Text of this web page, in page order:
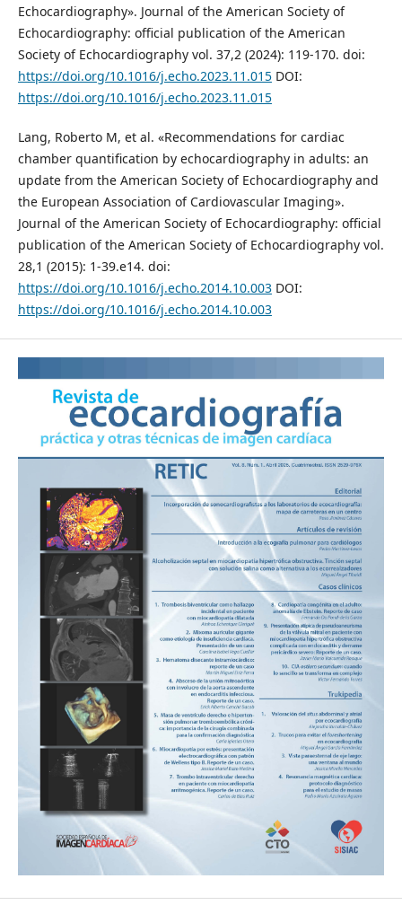
Echocardiography». Journal of the American Society of
Echocardiography: official publication of the American
Society of Echocardiography vol. 37,2 (2024): 119-170. doi:
https://doi.org/10.1016/j.echo.2023.11.015DOI:
https://doi.org/10.1016/j.echo.2023.11.015
Lang, Roberto M, et al. «Recommendations for cardiac
chamber quantification by echocardiography in adults: an
update from the American Society of Echocardiography and
the European Association of Cardiovascular Imaging».
Journal of the American Society of Echocardiography: official
publication of the American Society of Echocardiography vol.
28,1 (2015): 1-39.e14. doi:
https://doi.org/10.1016/j.echo.2014.10.003DOI:
https://doi.org/10.1016/j.echo.2014.10.003